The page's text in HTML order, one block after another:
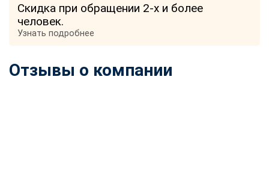
Скидка при обращении 2-х и более
человек.
Узнать подробнее
Отзывы о компании